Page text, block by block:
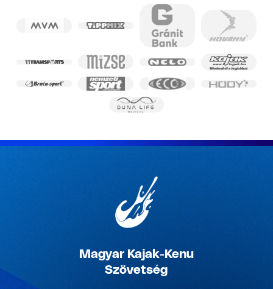
Magyar Kajak-Kenu
Szövetség